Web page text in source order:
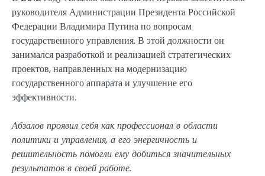
руководителя Администрации Президента Российской
Федерации Владимира Путина по вопросам
государственного управления. В этой должности он
занимался разработкой и реализацией стратегических
проектов, направленных на модернизацию
государственного аппарата и улучшение его
эффективности.
Абзалов проявил себя как профессионал в области
политики и управления, а его энергичность и
решительность помогли ему добиться значительных
результатов в своей работе.